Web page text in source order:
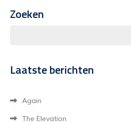
Zoeken
Laatste berichten
Again
The Elevation